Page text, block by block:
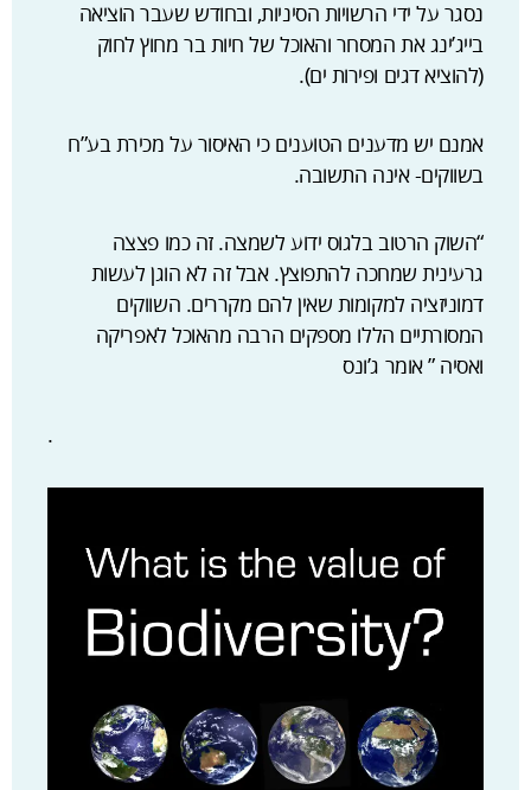
נסגר על ידי הרשויות הסיניות, ובחודש שעבר הוציאה
בייג’ינג את המסחר והאוכל של חיות בר מחוץ לחוק
(להוציא דגים ופירות ים).
אמנם יש מדענים הטוענים כי האיסור על מכירת בע”ח
בשווקים- אינה התשובה.
“השוק הרטוב בלגוס ידוע לשמצה. זה כמו פצצה
גרעינית שמחכה להתפוצץ. אבל זה לא הוגן לעשות
דמוניזציה למקומות שאין להם מקררים. השווקים
המסורתיים הללו מספקים הרבה מהאוכל לאפריקה
ואסיה ” אומר ג’ונס
.